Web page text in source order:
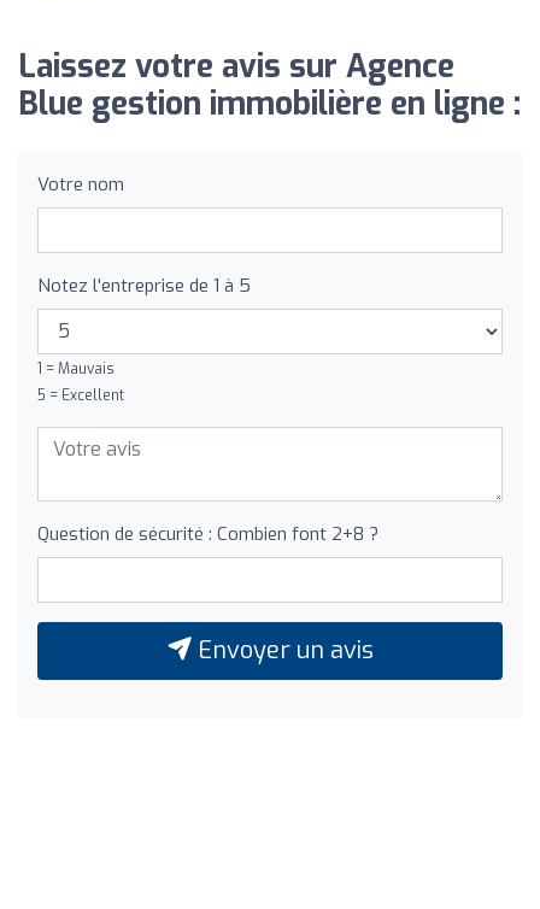
Laissez votre avis sur Agence
Blue gestion immobilière en ligne :
Votre nom
Notez l'entreprise de 1 à 5
1 = Mauvais
5 = Excellent
Question de sécurité : Combien font 2+8 ?
Envoyer un avis